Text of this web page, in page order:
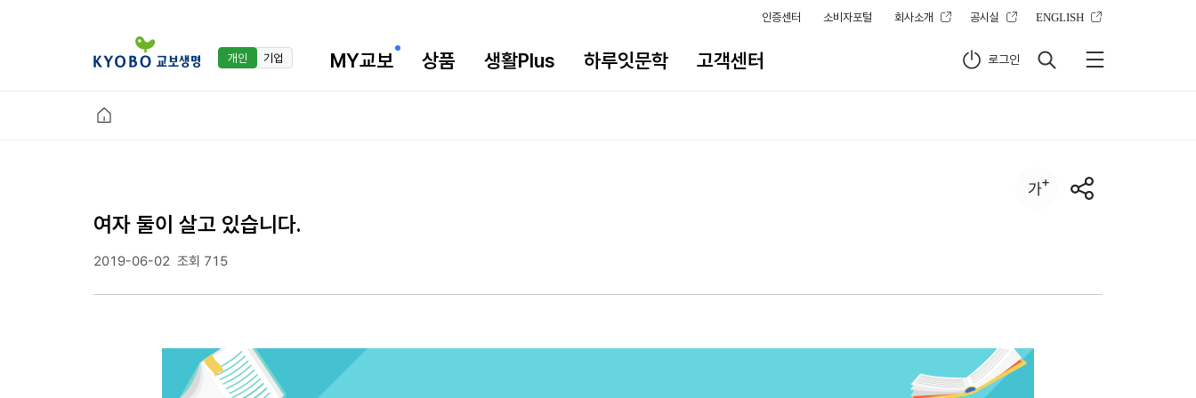
인증센터 소비자포털 회사소개 공시실 ENGLISH
개인 기업 MY교보 상품 생활Plus 하루잇문학 고객센터 로그인
여자 둘이 살고 있습니다.
2019-06-02 조회 715